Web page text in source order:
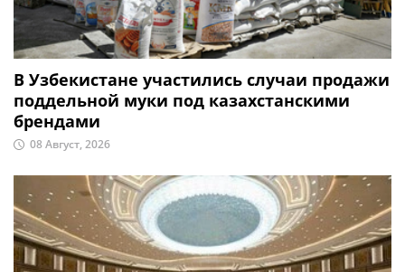
В Узбекистане участились случаи продажи
поддельной муки под казахстанскими
брендами
08 Август, 2026